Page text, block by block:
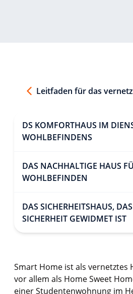
Leitfaden für das
DS KOMFORTHAUS IM
WOHLBEFINDENS
DAS NACHHALTIGE HAUS
WOHLBEFINDEN
DAS SICHERHEITSHAUS,
SICHERHEIT GEWIDMET IST
Smart Home ist als vernetztes
vor allem als Home Sweet
einer Studentenwohnung im